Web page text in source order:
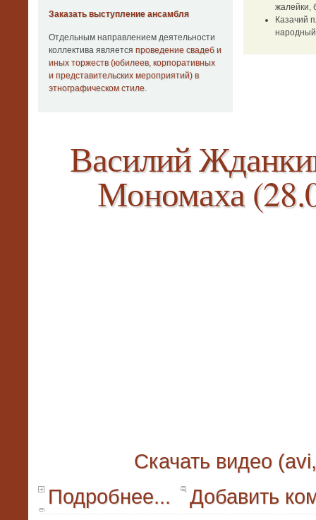
Заказать выступление ансамбля
Отдельным направлением деятельности
коллектива является проведение свадеб и
иных торжеств (юбилеев, корпоративных
и представительских мероприятий) в
этнографическом стиле
жалейки,
Казачий
народный
Василий
Мономаха
Скачать видео
Подробнее...
Добавить